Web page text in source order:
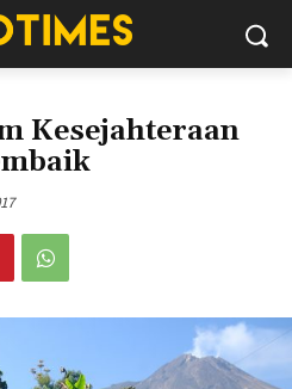
Kesejahteraan